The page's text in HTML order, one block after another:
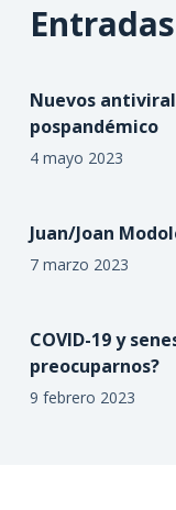
Nuevos
pospandémico
4 mayo 2023
Juan/Joan
7 marzo 2023
COVID-19 y
preocuparnos?
9 febrero 2023